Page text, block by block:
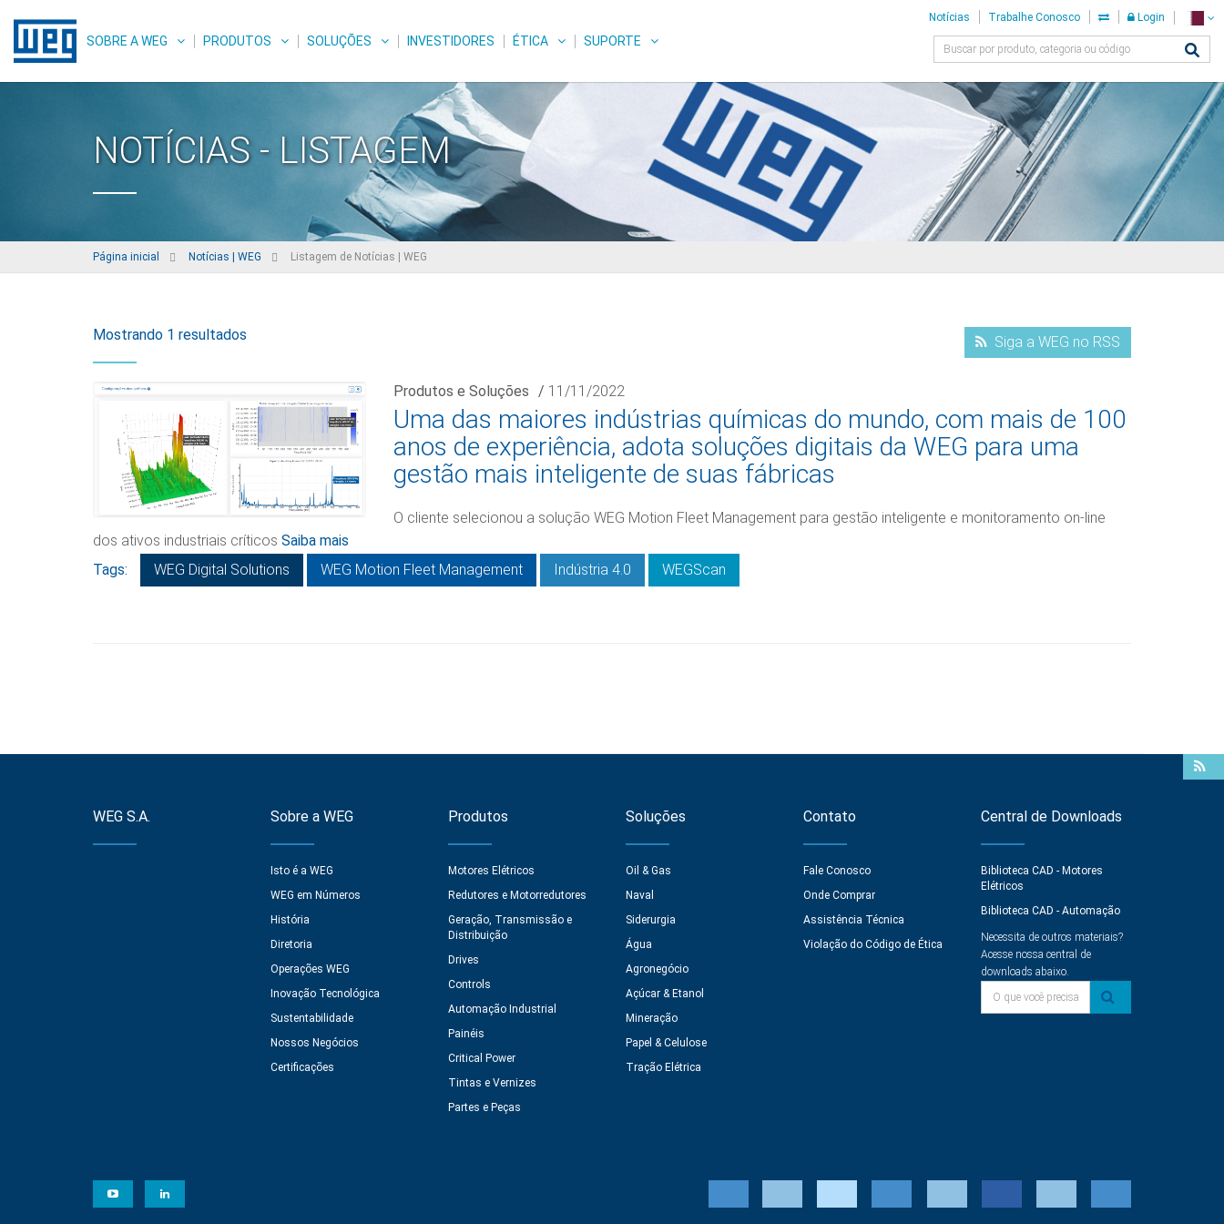
SOBRE A WEG PRODUTOS SOLUÇÕES INVESTIDORES ÉTICA SUPORTE
Notícias Trabalhe Conosco Login
NOTÍCIAS - LISTAGEM
Página inicial Notícias | WEG Listagem de Notícias | WEG
Mostrando 1 resultados Siga a WEG no RSS
Produtos e Soluções / 11/11/2022
Uma das maiores indústrias químicas do mundo, com mais de 100
anos de experiência, adota soluções digitais da WEG para uma
gestão mais inteligente de suas fábricas
O cliente selecionou a solução WEG Motion Fleet Management para gestão inteligente e monitoramento on-line
dos ativos industriais críticos Saiba mais
Tags:
WEG Digital Solutions WEG Motion Fleet Management Indústria 4.0 WEGScan
WEG S.A. Sobre a WEG
Isto é a WEG
WEG em Números
História
Diretoria
Operações WEG
Inovação Tecnológica
Sustentabilidade
Nossos Negócios
Certificações
Produtos
Motores Elétricos
Redutores e Motorredutores
Geração, Transmissão e
Distribuição
Drives
Controls
Automação Industrial
Painéis
Critical Power
Tintas e Vernizes
Partes e Peças
Soluções
Oil & Gas
Naval
Siderurgia
Água
Agronegócio
Açúcar & Etanol
Mineração
Papel & Celulose
Tração Elétrica
Contato
Fale Conosco
Onde Comprar
Assistência Técnica
Violação do Código de Ética
Central de Downloads
Biblioteca CAD - Motores
Elétricos
Biblioteca CAD - Automação
Necessita de outros materiais?
Acesse nossa central de
downloads abaixo.